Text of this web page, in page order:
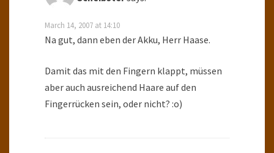
March 14, 2007 at 14:10
Na gut, dann eben der Akku, Herr Haase.
Damit das mit den Fingern klappt, müssen
aber auch ausreichend Haare auf den
Fingerrücken sein, oder nicht? :o)